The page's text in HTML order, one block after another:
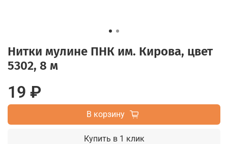
Нитки мулине ПНК им. Кирова, цвет
5302, 8 м
19 ₽
В корзину
Купить в 1 клик